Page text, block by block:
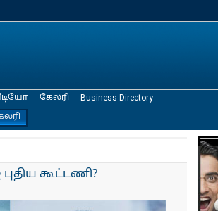
கேலரி Business Directory
கூட்டணி?